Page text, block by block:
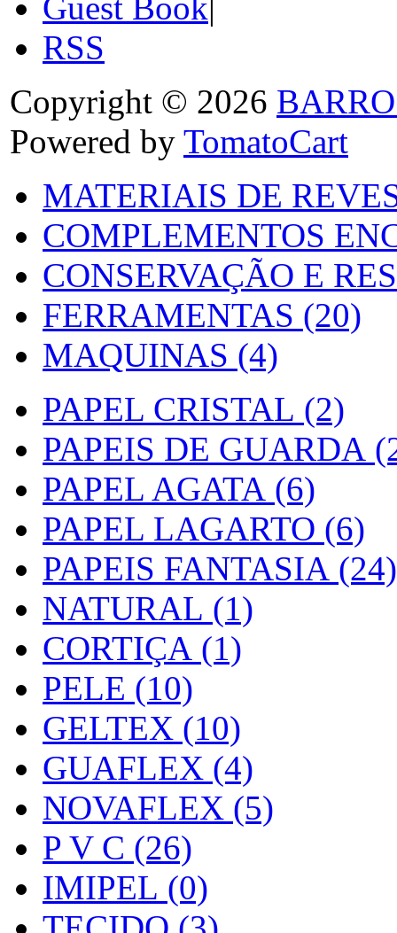
RSS
Copyright © 2026
Powered by TomatoCart
MATERIAIS DE
COMPLEMENTOS
CONSERVAÇÃO E
FERRAMENTAS (20)
MAQUINAS (4)
PAPEL CRISTAL (2)
PAPEIS DE GUARDA
PAPEL AGATA (6)
PAPEL LAGARTO (6)
PAPEIS FANTASIA (24)
NATURAL (1)
CORTIÇA (1)
PELE (10)
GELTEX (10)
GUAFLEX (4)
NOVAFLEX (5)
P V C (26)
IMIPEL (0)